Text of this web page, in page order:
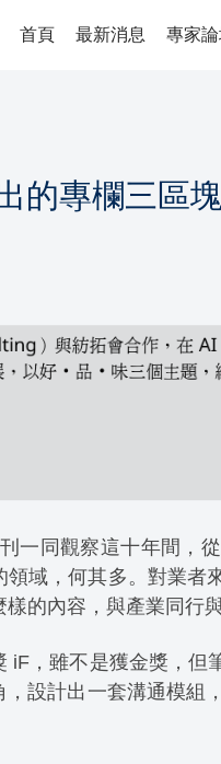
首頁 最新消息 專家
的專欄三區
一同觀察這十年間，
域，何其多。對業者
的內容，與產業同行與
iF，雖不是獲金獎，但
設計出一套溝通模組